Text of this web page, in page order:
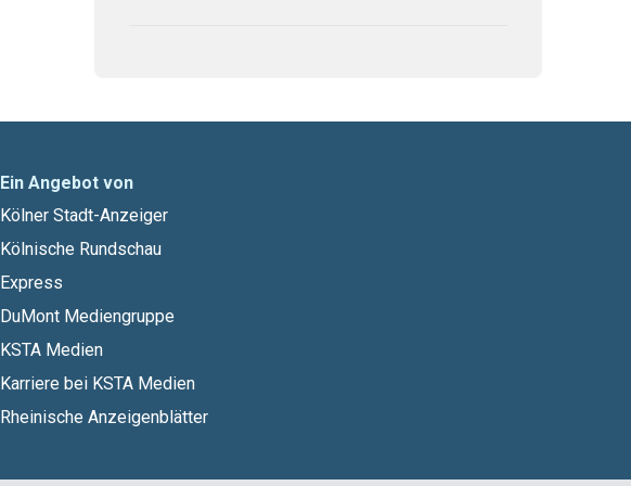
Ein Angebot von
Kölner Stadt-Anzeiger
Kölnische Rundschau
Express
DuMont Mediengruppe
KSTA Medien
Karriere bei KSTA Medien
Rheinische Anzeigenblätter